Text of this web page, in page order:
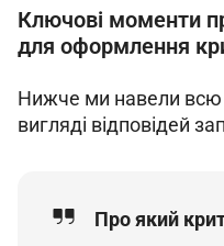
Ключові моменти
для оформлення
Нижче ми навели
вигляді відповідей
Про який